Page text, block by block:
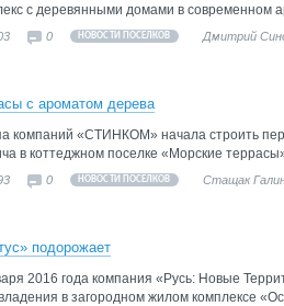
с деревянными домами в современном
0 НОВОСТИ ПОСЕЛКОВ Дмитрий
с ароматом дерева
компаний «СТИНКОМ» начала строить
в коттеджном поселке «Морские
0 НОВОСТИ ПОСЕЛКОВ Стащак
подорожает
2016 года компания «Русь: Новые
в загородном жилом комплексе